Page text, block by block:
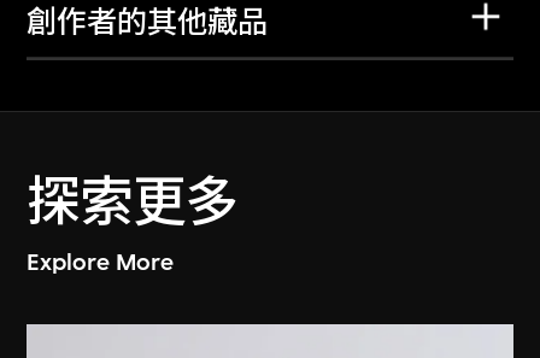
創作者的其他藏品
探索更多
Explore More